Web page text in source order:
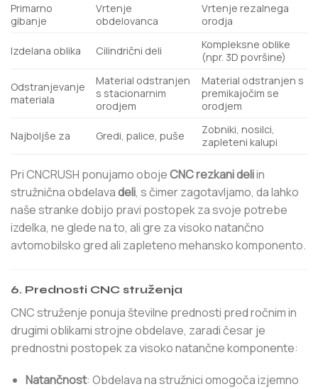
Primarno
gibanje
Vrtenje
obdelovanca
Vrtenje rezalnega
orodja
Izdelana oblika Cilindrični deli
Kompleksne oblike
(npr. 3D površine)
Odstranjevanje
materiala
Material odstranjen
s stacionarnim
orodjem
Material odstranjen s
premikajočim se
orodjem
Najboljše za Gredi, palice, puše
Zobniki, nosilci,
zapleteni kalupi
Pri CNCRUSH ponujamo obojeCNC rezkani deliin
stružnična obdelavadeli, s čimer zagotavljamo, da lahko
naše stranke dobijo pravi postopek za svoje potrebe
izdelka, ne glede na to, ali gre za visoko natančno
avtomobilsko gred ali zapleteno mehansko komponento.
6. Prednosti CNC struženja
CNC struženje ponuja številne prednosti pred ročnim in
drugimi oblikami strojne obdelave, zaradi česar je
prednostni postopek za visoko natančne komponente:
Natančnost: Obdelava na stružnici omogoča izjemno